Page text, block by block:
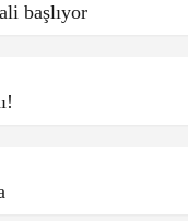
başlıyor